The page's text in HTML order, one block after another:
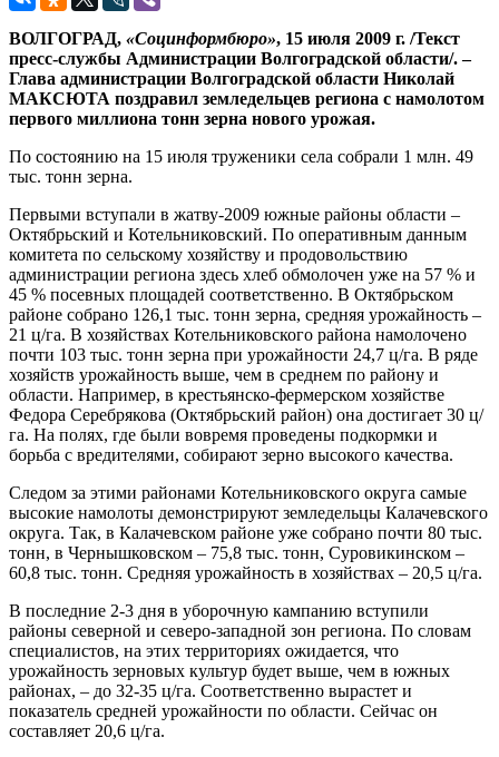
ВОЛГОГРАД, «Социнформбюро», 15 июля 2009 г. /Текст
пресс-службы Администрации Волгоградской области/. –
Глава администрации Волгоградской области Николай
МАКСЮТА поздравил земледельцев региона с намолотом
первого миллиона тонн зерна нового урожая.
По состоянию на 15 июля труженики села собрали 1 млн. 49
тыс. тонн зерна.
Первыми вступали в жатву-2009 южные районы области –
Октябрьский и Котельниковский. По оперативным данным
комитета по сельскому хозяйству и продовольствию
администрации региона здесь хлеб обмолочен уже на 57 % и
45 % посевных площадей соответственно. В Октябрьском
районе собрано 126,1 тыс. тонн зерна, средняя урожайность –
21 ц/га. В хозяйствах Котельниковского района намолочено
почти 103 тыс. тонн зерна при урожайности 24,7 ц/га. В ряде
хозяйств урожайность выше, чем в среднем по району и
области. Например, в крестьянско-фермерском хозяйстве
Федора Серебрякова (Октябрьский район) она достигает 30 ц/
га. На полях, где были вовремя проведены подкормки и
борьба с вредителями, собирают зерно высокого качества.
Следом за этими районами Котельниковского округа самые
высокие намолоты демонстрируют земледельцы Калачевского
округа. Так, в Калачевском районе уже собрано почти 80 тыс.
тонн, в Чернышковском – 75,8 тыс. тонн, Суровикинском –
60,8 тыс. тонн. Средняя урожайность в хозяйствах – 20,5 ц/га.
В последние 2-3 дня в уборочную кампанию вступили
районы северной и северо-западной зон региона. По словам
специалистов, на этих территориях ожидается, что
урожайность зерновых культур будет выше, чем в южных
районах, – до 32-35 ц/га. Соответственно вырастет и
показатель средней урожайности по области. Сейчас он
составляет 20,6 ц/га.